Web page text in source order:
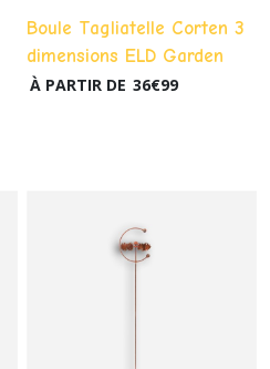
Boule Tagliatelle Corten 3
dimensions ELD Garden
À PARTIR DE 36€99